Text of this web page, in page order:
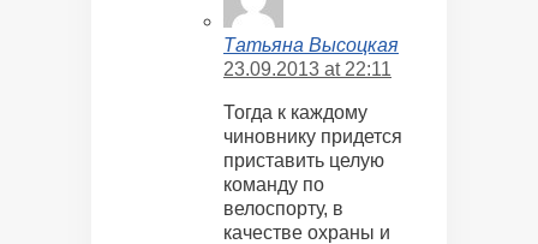
Татьяна Высоцкая
23.09.2013 at 22:11
Тогда к каждому
чиновнику придется
приставить целую
команду по
велоспорту, в
качестве охраны и